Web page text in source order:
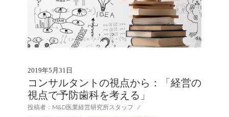
2019年5月31日
コンサルタントの視点から：「経営の
視点で予防歯科を考える」
投稿者：M&D医業経営研究所スタッフ /